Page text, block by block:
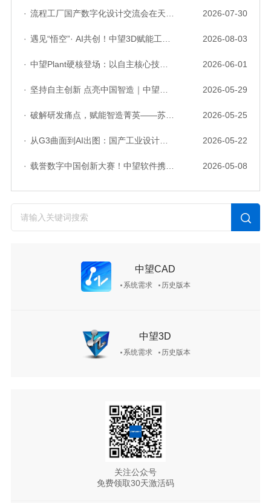
· 流程工厂国产数字化设计交流会在天津召开，中望自主CAD底座助力行业数字化转型实践获广泛关注 2026-07-30
· 遇见“悟空”· AI共创！中望3D赋能工业设计国产化与AI创新升级 2026-08-03
· 中望Plant硬核登场：以自主核心技术，破解流程工业数据一致性与协同困境 2026-06-01
· 坚持自主创新 点亮中国智造｜中望软件亮相第十届中国网络版权保护与发展大会 2026-05-29
· 破解研发痛点，赋能智造菁英——苏州研发菁英 CTO 成长营暨高级人才认证启动会圆满落幕 2026-05-25
· 从G3曲面到AI出图：国产工业设计软件的硬实力到底怎么样了？ 2026-05-22
· 载誉数字中国创新大赛！中望软件携手三家伙伴，斩获信创赛道多项大奖 2026-05-08
中望CAD
系统需求 历史版本
中望3D
系统需求 历史版本
关注公众号
免费领取30天激活码